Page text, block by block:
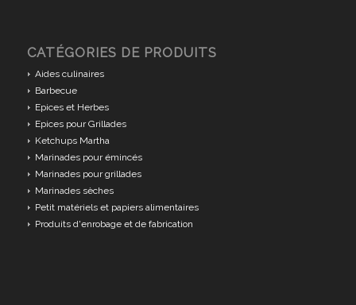
CATÉGORIES DE PRODUITS
Aides culinaires
Barbecue
Epices et Herbes
Epices pour Grillades
Ketchups Martha
Marinades pour émincés
Marinades pour grillades
Marinades sèches
Petit matériels et papiers alimentaires
Produits d'enrobage et de fabrication